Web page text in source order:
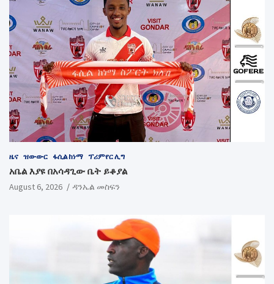
ዜና ዝውውር ፋሲል ከነማ ፕሪምየር ሊግ
አቤል እያዩ በአሳዳጊው ቤት ይቆያል
August 6, 2026 ዳንኤል መስፍን